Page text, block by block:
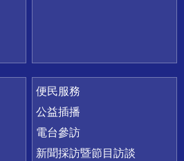
便民服務
公益插播
電台參訪
新聞採訪暨節目訪談